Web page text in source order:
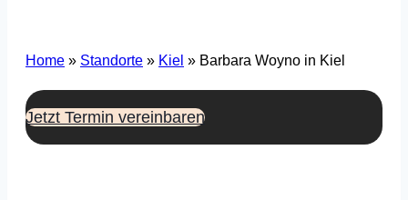
Home » Standorte » Kiel » Barbara Woyno in Kiel
Jetzt Termin vereinbaren